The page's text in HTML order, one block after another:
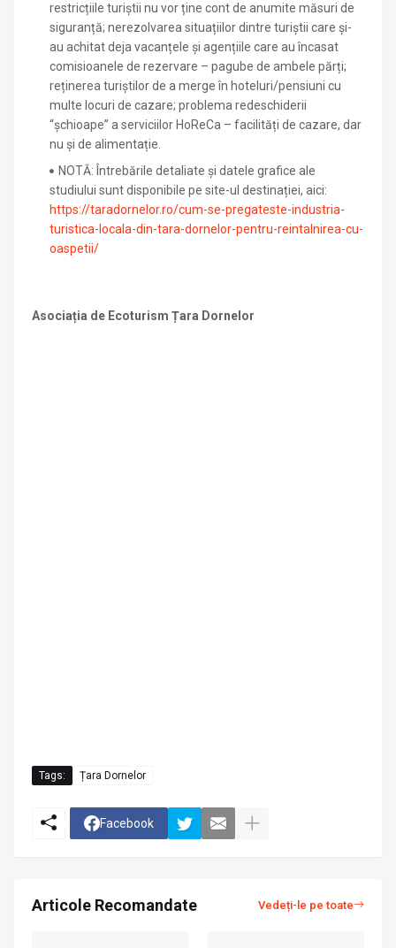
restricțiile turiștii nu vor ține cont de anumite măsuri de
siguranță; nerezolvarea situațiilor dintre turiștii care și-
au achitat deja vacanțele și agențiile care au încasat
comisioanele de rezervare – pagube de ambele părți;
reținerea turiștilor de a merge în hoteluri/pensiuni cu
multe locuri de cazare; problema redeschiderii
“șchioape” a serviciilor HoReCa – facilități de cazare, dar
nu și de alimentație.
NOTĂ: Întrebările detaliate și datele grafice ale
studiului sunt disponibile pe site-ul destinației, aici:
https://taradornelor.ro/cum-se-pregateste-industria-
turistica-locala-din-tara-dornelor-pentru-reintalnirea-cu-
oaspetii/
Asociația de Ecoturism Țara Dornelor
Tags: Țara Dornelor
Facebook
Articole Recomandate Vedeți-le pe toate